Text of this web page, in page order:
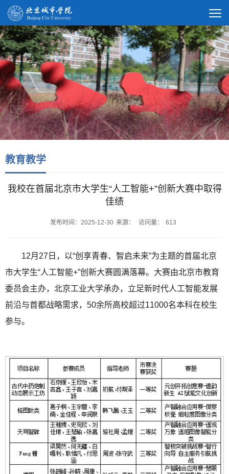
教育教学
我校在首届北京市大学生“人工智能+”创新大赛中取得
佳绩
发布时间：2025-12-30 来源： 访问量： 613
12月27日，以“创享青春、智启未来”为主题的首届北京
市大学生“人工智能+”创新大赛圆满落幕。大赛由北京市教育
委员会主办，北京工业大学承办，立足新时代人工智能发展
前沿与首都战略需求，50余所高校超过11000名本科在校生
参与。